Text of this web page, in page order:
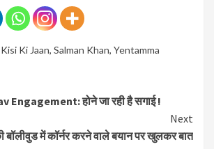
Ki Jaan, Salman Khan, Yentamma
Engagement: होने जा रही है सगाई !
Next
में कॉर्नर करने वाले बयान पर खुलकर बात